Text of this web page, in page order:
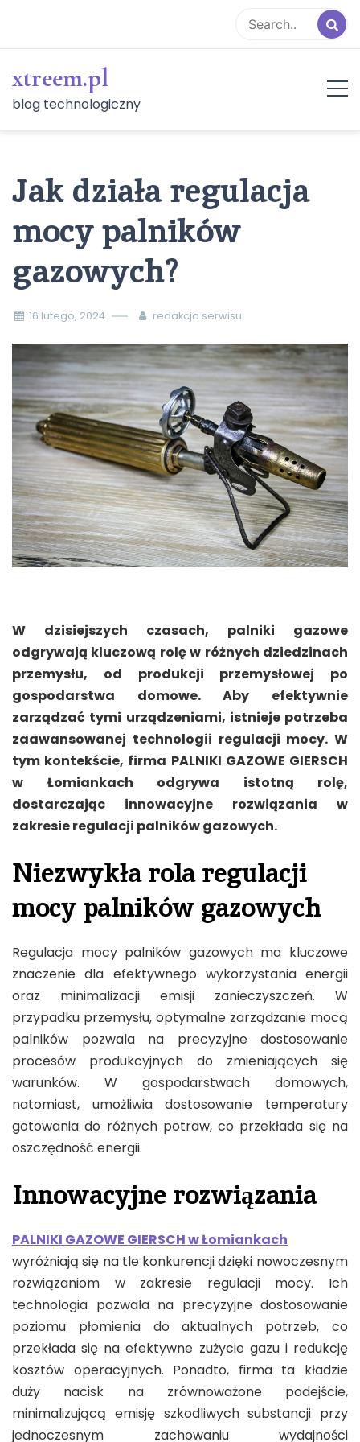
content
xtreem.pl
blog technologiczny
Jak działa regulacja
mocy palników
gazowych?
16 lutego, 2024 redakcja serwisu
W dzisiejszych czasach, palniki gazowe
odgrywają kluczową rolę w różnych dziedzinach
przemysłu, od produkcji przemysłowej po
gospodarstwa domowe. Aby efektywnie
zarządzać tymi urządzeniami, istnieje potrzeba
zaawansowanej technologii regulacji mocy. W
tym kontekście, firma PALNIKI GAZOWE GIERSCH
w Łomiankach odgrywa istotną rolę,
dostarczając innowacyjne rozwiązania w
zakresie regulacji palników gazowych.
Niezwykła rola regulacji
mocy palników gazowych
Regulacja mocy palników gazowych ma kluczowe
znaczenie dla efektywnego wykorzystania energii
oraz minimalizacji emisji zanieczyszczeń. W
przypadku przemysłu, optymalne zarządzanie mocą
palników pozwala na precyzyjne dostosowanie
procesów produkcyjnych do zmieniających się
warunków. W gospodarstwach domowych,
natomiast, umożliwia dostosowanie temperatury
gotowania do różnych potraw, co przekłada się na
oszczędność energii.
Innowacyjne rozwiązania
PALNIKI GAZOWE GIERSCH w Łomiankach
wyróżniają się na tle konkurencji dzięki nowoczesnym
rozwiązaniom w zakresie regulacji mocy. Ich
technologia pozwala na precyzyjne dostosowanie
poziomu płomienia do aktualnych potrzeb, co
przekłada się na efektywne zużycie gazu i redukcję
kosztów operacyjnych. Ponadto, firma ta kładzie
duży nacisk na zrównoważone podejście,
minimalizującą emisję szkodliwych substancji przy
jednoczesnym zachowaniu wydajności